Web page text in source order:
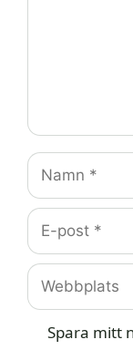
Namn
E-
post
Webbplats
Spara mitt